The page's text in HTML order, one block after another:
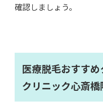
確認しましょう。
医療脱毛おすす
クリニック心斎橋